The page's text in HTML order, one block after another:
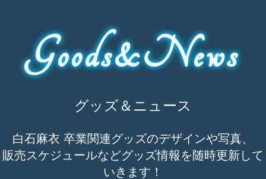
Goods&News
グッズ＆ニュース
白石麻衣 卒業関連グッズのデザインや写真、
販売スケジュールなどグッズ情報を随時更新して
いきます！